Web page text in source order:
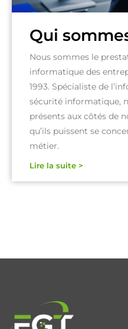
Qui
Nous sommes le
informatique des
1993. Spécialiste de
sécurité informatique,
présents aux côtés de
qu’ils puissent se
métier.
Lire la suite >